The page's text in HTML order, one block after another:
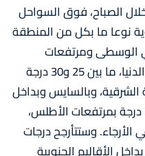
الصباح، فوق السواحل
نوعا ما بكل من المنطقة
الوسطى ومرتفعات
الأطلس. وستتراوح درجات الحرارة الدنيا، ما بين 25 و30 درجة
وبالسايس وبداخل
الأقاليم الجنوبية، وما بين 13 و20 درجة بمرتفعات الأطلس،
و24 درجة بباقي الأرجاء. وستتأرجح درجات
ما بين 36 و41 درجة بداخل الأقاليم الجنوبية